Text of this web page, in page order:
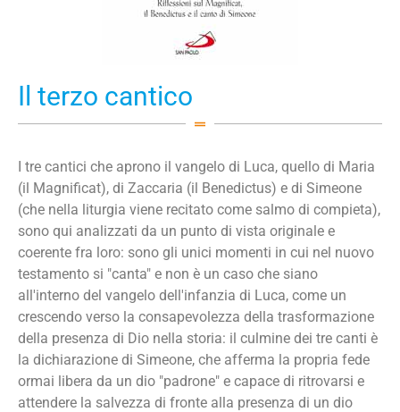
Il terzo cantico
I tre cantici che aprono il vangelo di Luca, quello di Maria
(il Magnificat), di Zaccaria (il Benedictus) e di Simeone
(che nella liturgia viene recitato come salmo di compieta),
sono qui analizzati da un punto di vista originale e
coerente fra loro: sono gli unici momenti in cui nel nuovo
testamento si "canta" e non è un caso che siano
all'interno del vangelo dell'infanzia di Luca, come un
crescendo verso la consapevolezza della trasformazione
della presenza di Dio nella storia: il culmine dei tre canti è
la dichiarazione di Simeone, che afferma la propria fede
ormai libera da un dio "padrone" e capace di ritrovarsi e
attendere la salvezza di fronte alla presenza di un dio